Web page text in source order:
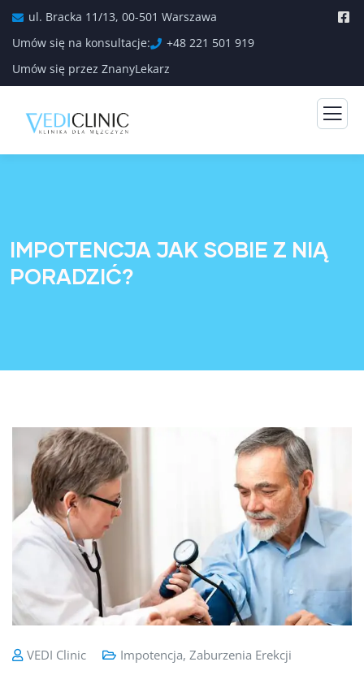
ul. Bracka 11/13, 00-501 Warszawa
Umów się na konsultacje:
+48 221 501 919
Umów się przez ZnanyLekarz
IMPOTENCJA JAK SOBIE Z NIĄ
PORADZIĆ?
VEDI Clinic Impotencja, Zaburzenia Erekcji